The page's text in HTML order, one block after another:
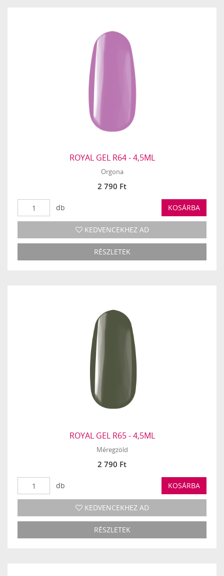
ROYAL GEL R64 - 4,5ML
Orgona
2 790 Ft
db KOSÁRBA
KEDVENCEKHEZ AD
RÉSZLETEK
ROYAL GEL R65 - 4,5ML
Méregzöld
2 790 Ft
db KOSÁRBA
KEDVENCEKHEZ AD
RÉSZLETEK